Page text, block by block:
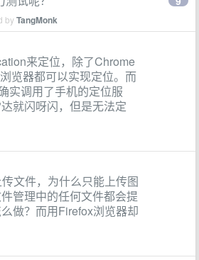
byTangMonk
来定位，除了Chrome
览器都可以实现定位。而
实调用了手机的定位服
就闪呀闪，但是无法定
文件，为什么只能上传图
管理中的任何文件都会提
做？而用Firefox浏览器却